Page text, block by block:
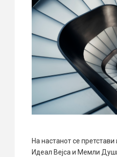
На настанот се
Идеал Вејса и Мемли